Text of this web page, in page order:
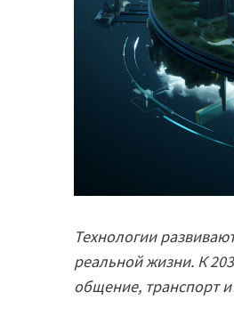
Технологии
реальной жизни. К
общение, транспорт